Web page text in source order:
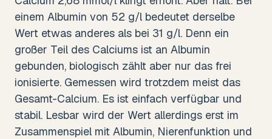
einem Albumin von 52 g/l bedeutet derselbe
Wert etwas anderes als bei 31 g/l. Denn ein
großer Teil des Calciums ist an Albumin
gebunden, biologisch zählt aber nur das frei
ionisierte. Gemessen wird trotzdem meist das
Gesamt-Calcium. Es ist einfach verfügbar und
stabil. Lesbar wird der Wert allerdings erst im
Zusammenspiel mit Albumin, Nierenfunktion und